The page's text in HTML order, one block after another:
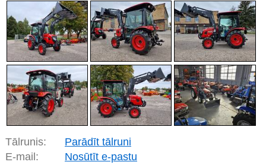
Tālrunis:
Parādīt tālruni
E-mail:
Nosūtīt e-pastu